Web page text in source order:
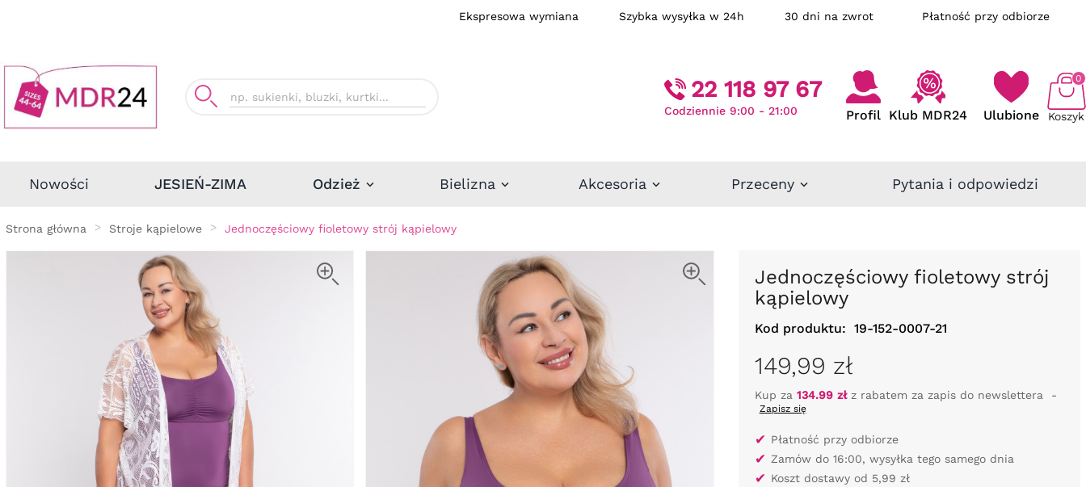
Ekspresowa wymiana Szybka wysyłka w 24h 30 dni na zwrot Płatność przy odbiorze
22 118 97 67
Codziennie 9:00 - 21:00 Profil Klub MDR24 Ulubione Koszyk
0
Nowości JESIEŃ-ZIMA Odzież Bielizna Akcesoria Przeceny Pytania i odpowiedzi
Strona główna Stroje kąpielowe Jednoczęściowy fioletowy strój kąpielowy
Jednoczęściowy fioletowy strój
kąpielowy
Kod produktu: 19-152-0007-21
149,99 zł
Kup za 134.99 złz rabatem za zapis do newslettera -
Zapisz się
✔ Płatność przy odbiorze
✔ Zamów do 16:00, wysyłka tego samego dnia
✔ Koszt dostawy od 5,99 zł